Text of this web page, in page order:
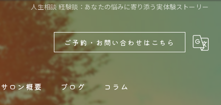
人生相談 経験談：あなたの悩みに寄り添う実体験ストーリー
ご予約・お問い合わせはこちら
サロン概要 ブログ コラム